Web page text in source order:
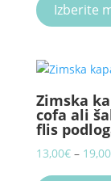
Izberite
Zimska
cofa ali
flis
13,00€ – 19,00